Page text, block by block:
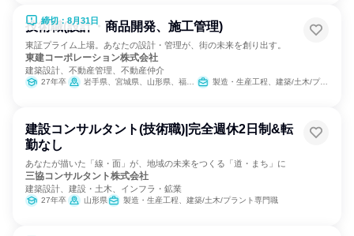
締切：8月31日
技術職(設計・商品開発、施工管理)
東証プライム上場。あなたの設計・管理が、街の未来を創り出す。
東建コーポレーション株式会社
建築設計、不動産管理、不動産仲介
27年卒 岩手県、宮城県、山形県、福島県、茨城県、栃木県、群馬県、埼玉県、千葉県、東京都、神奈川県、新潟県、富山県、石川県、福井県、長野県、岐阜県、静岡県、愛知県、三重県、滋賀県、京都府、大阪府、兵庫県、奈良県、鳥取県、島根県、岡山県、広島県、山口県、愛媛県、高知県、福岡県、長崎県、熊本県、大分県、宮崎県、鹿児島県、沖縄県 製造・生産工程、建築/土木/プラント専門職、経営/事業企画
建設コンサルタント(技術職)|完全週休2日制&転
勤なし
あなたが描いた「線・面」が、地域の未来をつくる「道・まち」に
三協コンサルタント株式会社
建築設計、建設・土木、インフラ・鉱業
27年卒 山形県 製造・生産工程、建築/土木/プラント専門職